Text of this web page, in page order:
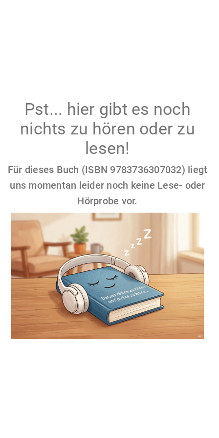
Pst... hier gibt es noch
nichts zu hören oder zu
lesen!
Für dieses Buch (ISBN 9783736307032) liegt
uns momentan leider noch keine Lese- oder
Hörprobe vor.